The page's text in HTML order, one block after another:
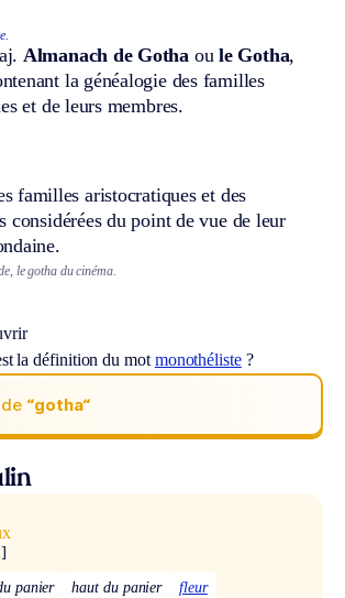
Almanach de Gotha oule Gotha,
la généalogie des familles
et de leurs membres.
familles aristocratiques et des
considérées du point de vue de leur
le gotha du cinéma.
la définition du mot monothéliste?
“gotha“
panier haut du panier fleur